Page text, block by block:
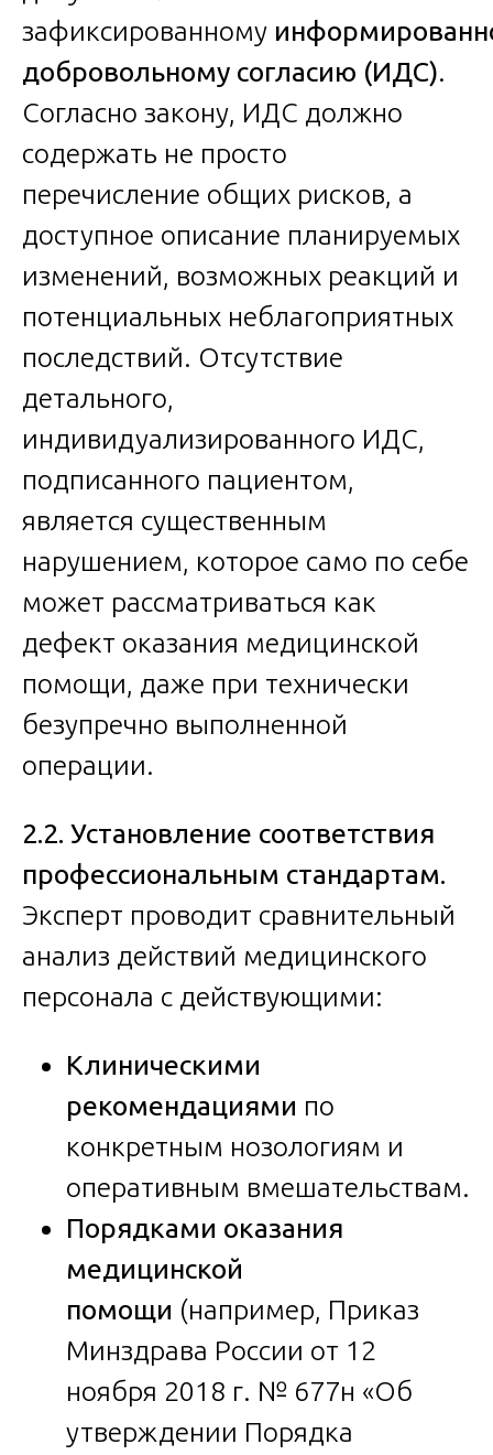
зафиксированному
добровольному согласию (ИДС).
Согласно закону, ИДС должно
содержать не просто
перечисление общих рисков, а
доступное описание планируемых
изменений, возможных реакций и
потенциальных неблагоприятных
последствий. Отсутствие
детального,
индивидуализированного ИДС,
подписанного пациентом,
является существенным
нарушением, которое само по себе
может рассматриваться как
дефект оказания медицинской
помощи, даже при технически
безупречно выполненной
операции.
2.2. Установление соответствия
профессиональным стандартам.
Эксперт проводит сравнительный
анализ действий медицинского
персонала с действующими:
Клиническими
рекомендациями по
конкретным нозологиям и
оперативным вмешательствам.
Порядками оказания
медицинской
помощи (например, Приказ
Минздрава России от 12
ноября 2018 г. № 677н «Об
утверждении Порядка